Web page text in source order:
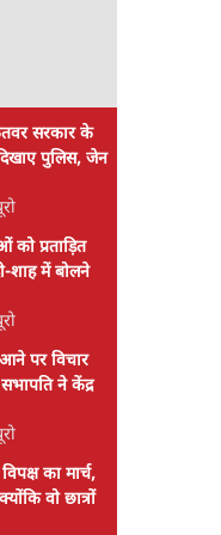
सरकार के
पुलिस, जेन
को प्रताड़ित
शाह में बोलने
पर विचार
ने केंद्र
का मार्च,
वो छात्रों